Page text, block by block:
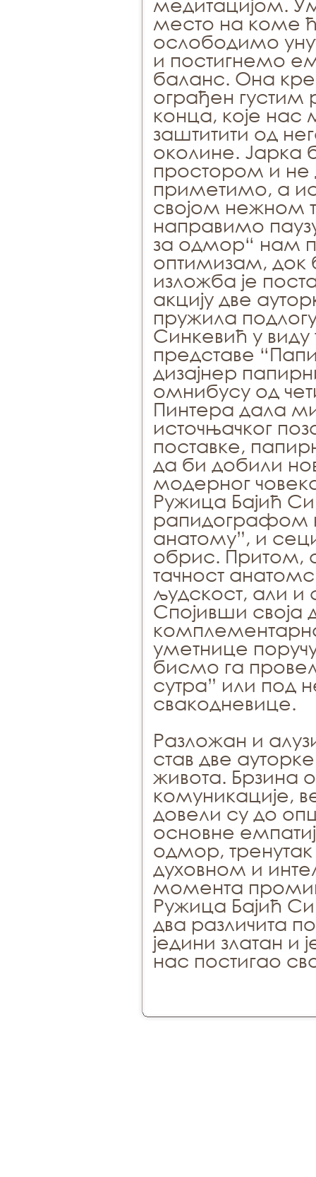
место на коме
ослободимо
и постигнемо
баланс. Она
ограђен
конца, које нас
заштитити од
околине. Јарка
простором и не
приметимо, а
својом нежном
направимо
за одмор“ нам
оптимизам, док
изложба је
акцију две
пружила
Синкевић у виду
представе
дизајнер
омнибусу од
Пинтера дала
источњачког
поставке,
да би добили
модерног
Ружица Бајић
рапидографом
анатомy”, и
обрис. Притом,
тачност
људскост, али и
Спојивши своја
уметнице
бисмо га
сутра” или под
свакодневице.
Разложан и
став две
живота. Брзина
комуникације,
довели су до
основне
одмор,
духовном и
момента
Ружица Бајић
два различита
једини златан и
нас постигао